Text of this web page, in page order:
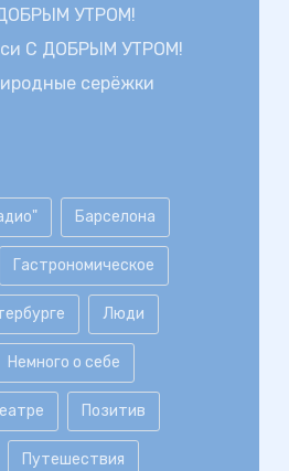
УТРОМ!
С ДОБРЫМ УТРОМ!
серёжки
Барселона
Гастрономическое
Люди
Немного о себе
Позитив
Путешествия